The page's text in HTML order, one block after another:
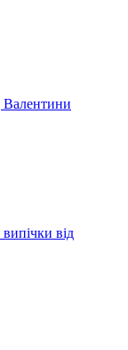
Валентини
від